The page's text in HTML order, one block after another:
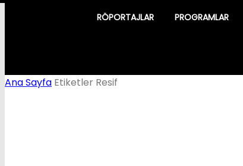
RÖPORTAJLAR PROGRAMLAR
Ana Sayfa Etiketler Resif